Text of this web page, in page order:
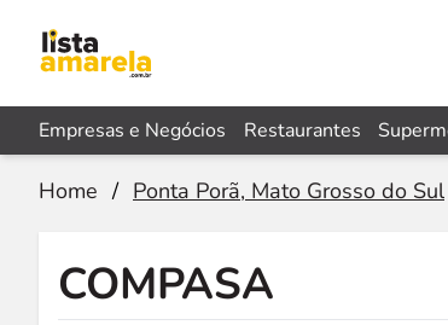
Empresas e Negócios Restaurantes
Home / Ponta Porã, Mato Grosso do Sul
COMPASA